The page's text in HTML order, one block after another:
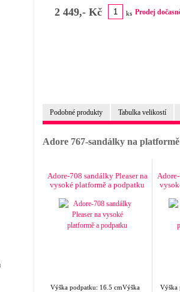
2 449,- Kč ks Prodej
Podobné produkty Tabulka velikostí
Adore 767-sandálky na
Adore-708 sandálky Pleaser na
vysoké platformě a podpatku
Výška podpatku: 16.5 cmVýška
Výška